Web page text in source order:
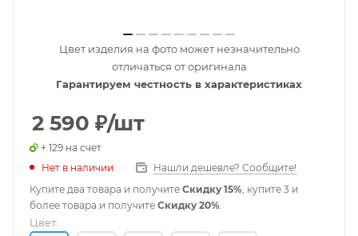
Цвет изделия на фото может незначительно
отличаться от оригинала
Гарантируем честность в характеристиках
2 590 ₽/шт
+ 129 на счет
Нет в наличии
Нашли дешевле? Сообщите!
Купите два товара и получите Скидку 15%, купите 3 и
более товара и получите Скидку 20%.
Цвет: